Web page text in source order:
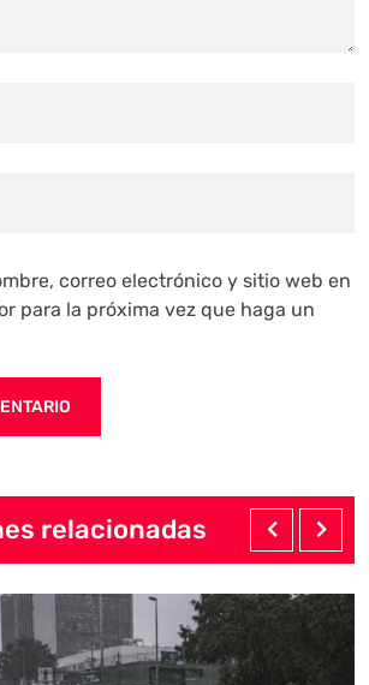
correo electrónico y sitio web en
para la próxima vez que haga un
relacionadas